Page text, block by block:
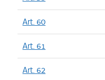
Art. 60
Art. 61
Art. 62